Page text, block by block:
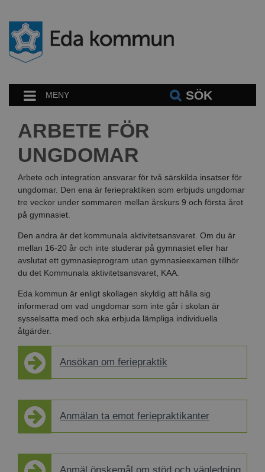
MENY SÖK
ARBETE FÖR
UNGDOMAR
Arbete och integration ansvarar för två särskilda insatser för
ungdomar. Den ena är feriepraktiken som erbjuds ungdomar
tre veckor under sommaren mellan årskurs 9 och första året
på gymnasiet.
Den andra är det kommunala aktivitetsansvaret. Om du är
mellan 16-20 år och inte studerar på gymnasiet eller har
avslutat ett gymnasieprogram utan gymnasieexamen tillhör
du det Kommunala aktivitetsansvaret, KAA.
Eda kommun är enligt skollagen skyldig att hålla sig
informerad om vad ungdomar som inte går i skolan är
sysselsatta med och ska erbjuda lämpliga individuella
åtgärder.
Ansökan om feriepraktik
Anmälan ta emot feriepraktikanter